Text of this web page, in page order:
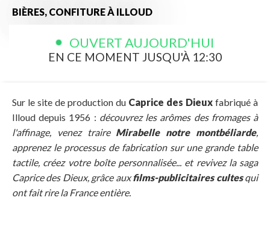
BIÈRES, CONFITUREÀ ILLOUD
OUVERT AUJOURD'HUI
EN CE MOMENT JUSQU'À 12:30
Sur le site de production du Caprice des Dieux fabriqué à
Illoud depuis 1956 : découvrez les arômes des fromages à
l'affinage, venez traire Mirabelle notre montbéliarde,
apprenez le processus de fabrication sur une grande table
tactile, créez votre boîte personnalisée... et revivez la saga
Caprice des Dieux, grâce auxfilms-publicitaires cultesqui
ont fait rire la France entière.